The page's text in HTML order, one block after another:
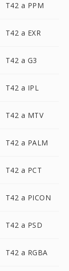
T42 a PPM
T42 a EXR
T42 a G3
T42 a IPL
T42 a MTV
T42 a PALM
T42 a PCT
T42 a PICON
T42 a PSD
T42 a RGBA